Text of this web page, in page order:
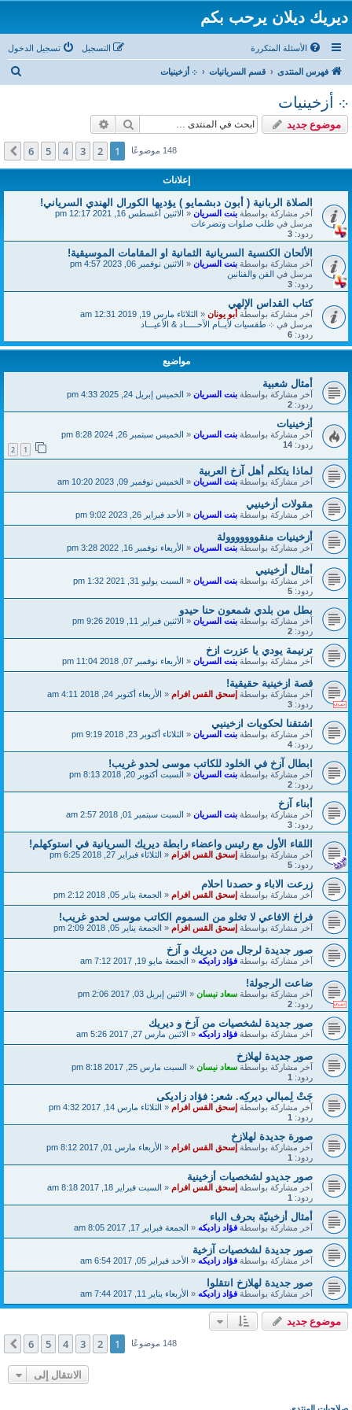
ديريك ديلان يرحب بكم
الأسئلة المتكررة تسجيل الدخول التسجيل
فهرس المنتدى قسم السريانيات ܀ أزخينيات
ب
܀ أزخينيات
موضوع جديد بحث
148 موضوعًا 1
2
3
4
5
6 التالي
إعلانات
الصلاة الربانية ( أبون دبشمايو ) يؤديها الكورال الهندي السرياني!
آخر مشاركة بواسطةبنت السريان«الاثنين أغسطس 16, 2021 12:17 pm
مرسل فيطلب صلوات وتضرعات
ردود: 3
الألحان الكنسية السريانية الثمانية او المقامات الموسيقية!
آخر مشاركة بواسطةبنت السريان«الاثنين نوفمبر 06, 2023 4:57 pm
مرسل فيالفن والفنانين
ردود: 3
كتاب القداس الإلهي
آخر مشاركة بواسطةأبو يونان«الثلاثاء مارس 19, 2019 12:31 am
مرسل في܀ طقسيات لأيــام الآحـــــاد & الأعيـــاد
ردود: 6
مواضيع
أمثال شعبية
آخر مشاركة بواسطةبنت السريان«الخميس إبريل 24, 2025 4:33 pm
ردود: 2
أزخينيات
آخر مشاركة بواسطةبنت السريان«الخميس سبتمبر 26, 2024 8:28 pm
ردود: 14
2
لماذا يتكلم أهل آزخ العربية
آخر مشاركة بواسطةبنت السريان«الخميس نوفمبر 09, 2023 10:20 am
مقولات أزخينيي
آخر مشاركة بواسطةبنت السريان«الأحد فبراير 26, 2023 9:02 pm
أزخينيات منقووووووولة
آخر مشاركة بواسطةبنت السريان«الأربعاء نوفمبر 16, 2022 3:28 pm
أمثال أزخينيي
آخر مشاركة بواسطةبنت السريان«السبت يوليو 31, 2021 1:32 pm
ردود: 5
بطل من بلدي شمعون حنا حيدو
آخر مشاركة بواسطةبنت السريان«الاثنين فبراير 11, 2019 9:26 pm
ردود: 2
ترنيمة يودي يا عزرت ازخ
آخر مشاركة بواسطةبنت السريان«الأربعاء نوفمبر 07, 2018 11:04 pm
قصة ازخينية حقيقية!
آخر مشاركة بواسطةإسحق القس افرام«الأربعاء أكتوبر 24, 2018 4:11 am
ردود: 3
اشتقنا لحكويات ازخينيي
آخر مشاركة بواسطةبنت السريان«الثلاثاء أكتوبر 23, 2018 9:19 pm
ردود: 4
ابطال آزخ في الخلود للكاتب موسى لحدو غريب!
آخر مشاركة بواسطةبنت السريان«السبت أكتوبر 20, 2018 8:13 pm
ردود: 2
أبناء آزخ
آخر مشاركة بواسطةبنت السريان«السبت سبتمبر 01, 2018 2:57 am
ردود: 3
اللقاء الأول مع رئيس واعضاء رابطة ديريك السريانية في استوكهلم!
آخر مشاركة بواسطةإسحق القس افرام«الثلاثاء فبراير 27, 2018 6:25 pm
ردود: 5
زرعت الاباء و حصدنا احلام
آخر مشاركة بواسطةإسحق القس افرام«الجمعة يناير 05, 2018 2:12 pm
فراخ الافاعي لا تخلو من السموم الكاتب موسى لحدو غريب!
آخر مشاركة بواسطةإسحق القس افرام«الجمعة يناير 05, 2018 2:09 pm
صور جديدة لرجال من ديريك و آزخ
آخر مشاركة بواسطةفؤاد زاديكه«الجمعة مايو 19, 2017 7:12 am
ضاعت الرجولة!
آخر مشاركة بواسطةسعاد نيسان«الاثنين إبريل 03, 2017 2:06 pm
ردود: 2
صور جديدة لشخصيات من آزخ و ديريك
آخر مشاركة بواسطةفؤاد زاديكه«الاثنين مارس 27, 2017 5:26 am
صور جديدة لهلازخ
آخر مشاركة بواسطةسعاد نيسان«السبت مارس 25, 2017 8:18 pm
ردود: 1
جَتْ لِمبالي ديركِه. شعر: فؤاد زاديكى
آخر مشاركة بواسطةإسحق القس افرام«الثلاثاء مارس 14, 2017 4:32 pm
ردود: 1
صورة جديدة لهلازخ
آخر مشاركة بواسطةإسحق القس افرام«الأربعاء مارس 01, 2017 8:12 pm
ردود: 1
صور جديدو لشخصيات أزخينية
آخر مشاركة بواسطةإسحق القس افرام«السبت فبراير 18, 2017 8:18 am
ردود: 1
أمثال أزخينيّة بحرف الباء
آخر مشاركة بواسطةفؤاد زاديكه«الجمعة فبراير 17, 2017 8:05 am
صور جديدة لشخصيات آزخية
آخر مشاركة بواسطةفؤاد زاديكه«الأحد فبراير 05, 2017 6:54 am
صور جديدة لهلازخ انتقلوا
آخر مشاركة بواسطةفؤاد زاديكه«الأربعاء يناير 11, 2017 7:44 am
موضوع جديد
148 موضوعًا 1
2
3
4
5
6 التالي
الانتقال إلى